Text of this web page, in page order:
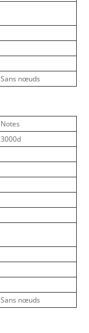
Sans nœuds
Notes
3000d
Sans nœuds